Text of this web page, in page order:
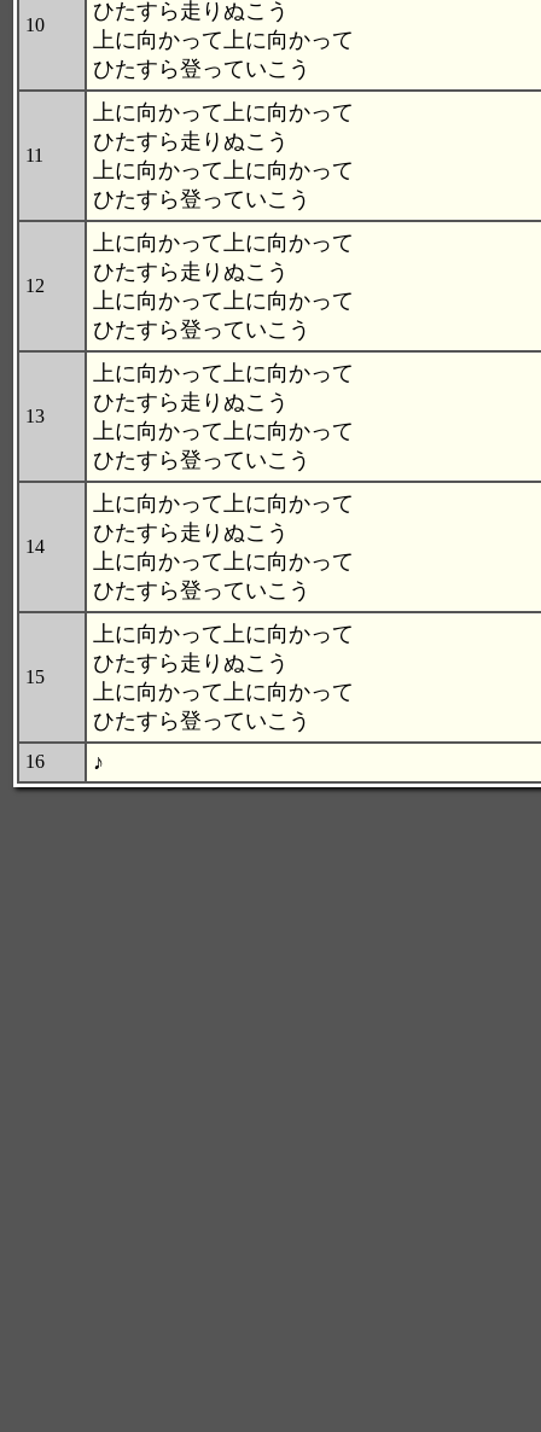
10
ひたすら走りぬこう
上に向かって上に向かって
ひたすら登っていこう
11
上に向かって上に向かって
ひたすら走りぬこう
上に向かって上に向かって
ひたすら登っていこう
12
上に向かって上に向かって
ひたすら走りぬこう
上に向かって上に向かって
ひたすら登っていこう
13
上に向かって上に向かって
ひたすら走りぬこう
上に向かって上に向かって
ひたすら登っていこう
14
上に向かって上に向かって
ひたすら走りぬこう
上に向かって上に向かって
ひたすら登っていこう
15
上に向かって上に向かって
ひたすら走りぬこう
上に向かって上に向かって
ひたすら登っていこう
16 ♪